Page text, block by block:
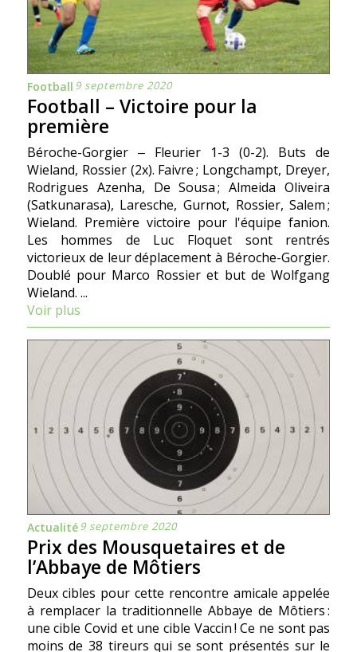
Football 9 septembre 2020
Football – Victoire pour la
première
Béroche-Gorgier ‒ Fleurier 1-3 (0-2). Buts de
Wieland, Rossier (2x). Faivre ; Longchampt, Dreyer,
Rodrigues Azenha, De Sousa ; Almeida Oliveira
(Satkunarasa), Laresche, Gurnot, Rossier, Salem ;
Wieland. Première victoire pour l'équipe fanion.
Les hommes de Luc Floquet sont rentrés
victorieux de leur déplacement à Béroche-Gorgier.
Doublé pour Marco Rossier et but de Wolfgang
Wieland. ...
Voir plus
Actualité9 septembre 2020
Prix des Mousquetaires et de
l’Abbaye de Môtiers
Deux cibles pour cette rencontre amicale appelée
à remplacer la traditionnelle Abbaye de Môtiers :
une cible Covid et une cible Vaccin ! Ce ne sont pas
moins de 38 tireurs qui se sont présentés sur le